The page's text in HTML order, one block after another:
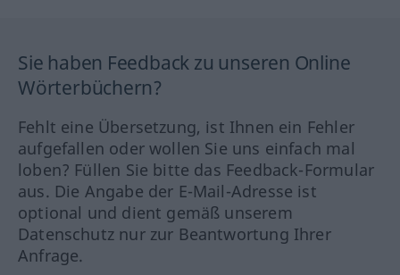
Sie haben Feedback zu unseren Online
Wörterbüchern?
Fehlt eine Übersetzung, ist Ihnen ein Fehler
aufgefallen oder wollen Sie uns einfach mal
loben? Füllen Sie bitte das Feedback-Formular
aus. Die Angabe der E-Mail-Adresse ist
optional und dient gemäß unserem
Datenschutz nur zur Beantwortung Ihrer
Anfrage.